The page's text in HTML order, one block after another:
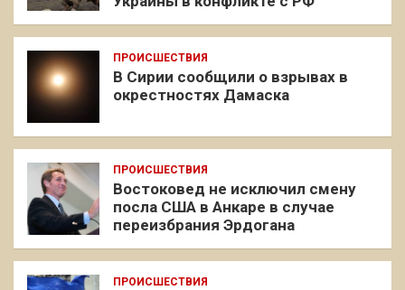
ПРОИСШЕСТВИЯ
В Сирии сообщили о взрывах в
окрестностях Дамаска
ПРОИСШЕСТВИЯ
Востоковед не исключил смену
посла США в Анкаре в случае
переизбрания Эрдогана
ПРОИСШЕСТВИЯ